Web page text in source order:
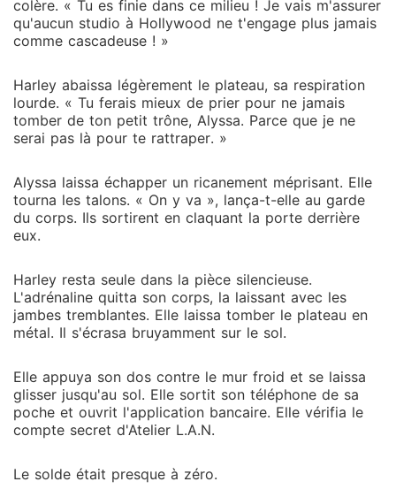
colère. « Tu es finie dans ce milieu ! Je vais m'assurer
qu'aucun studio à Hollywood ne t'engage plus jamais
comme cascadeuse ! »
Harley abaissa légèrement le plateau, sa respiration
lourde. « Tu ferais mieux de prier pour ne jamais
tomber de ton petit trône, Alyssa. Parce que je ne
serai pas là pour te rattraper. »
Alyssa laissa échapper un ricanement méprisant. Elle
tourna les talons. « On y va », lança-t-elle au garde
du corps. Ils sortirent en claquant la porte derrière
eux.
Harley resta seule dans la pièce silencieuse.
L'adrénaline quitta son corps, la laissant avec les
jambes tremblantes. Elle laissa tomber le plateau en
métal. Il s'écrasa bruyamment sur le sol.
Elle appuya son dos contre le mur froid et se laissa
glisser jusqu'au sol. Elle sortit son téléphone de sa
poche et ouvrit l'application bancaire. Elle vérifia le
compte secret d'Atelier L.A.N.
Le solde était presque à zéro.